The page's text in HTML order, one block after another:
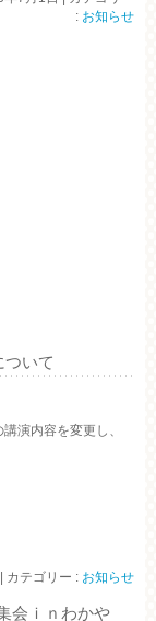
: お知らせ
いて
演内容を変更し、
カテゴリー : お知らせ
会ｉｎわかや